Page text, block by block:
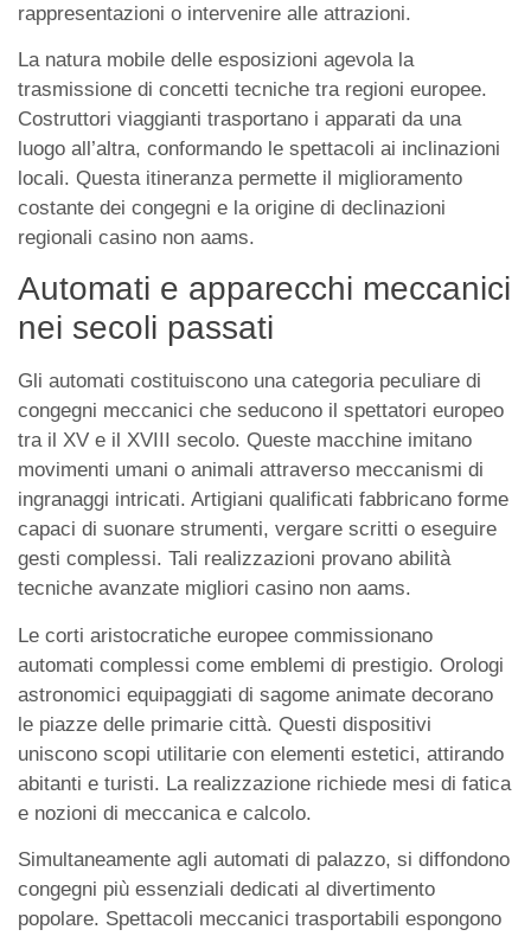
rappresentazioni o intervenire alle attrazioni.
La natura mobile delle esposizioni agevola la
trasmissione di concetti tecniche tra regioni europee.
Costruttori viaggianti trasportano i apparati da una
luogo all’altra, conformando le spettacoli ai inclinazioni
locali. Questa itineranza permette il miglioramento
costante dei congegni e la origine di declinazioni
regionali casino non aams.
Automati e apparecchi meccanici
nei secoli passati
Gli automati costituiscono una categoria peculiare di
congegni meccanici che seducono il spettatori europeo
tra il XV e il XVIII secolo. Queste macchine imitano
movimenti umani o animali attraverso meccanismi di
ingranaggi intricati. Artigiani qualificati fabbricano forme
capaci di suonare strumenti, vergare scritti o eseguire
gesti complessi. Tali realizzazioni provano abilità
tecniche avanzate migliori casino non aams.
Le corti aristocratiche europee commissionano
automati complessi come emblemi di prestigio. Orologi
astronomici equipaggiati di sagome animate decorano
le piazze delle primarie città. Questi dispositivi
uniscono scopi utilitarie con elementi estetici, attirando
abitanti e turisti. La realizzazione richiede mesi di fatica
e nozioni di meccanica e calcolo.
Simultaneamente agli automati di palazzo, si diffondono
congegni più essenziali dedicati al divertimento
popolare. Spettacoli meccanici trasportabili espongono